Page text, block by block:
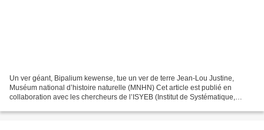
Un ver géant, Bipalium kewense, tue un ver de terre Jean-Lou Justine,
Muséum national d’histoire naturelle (MNHN) Cet article est publié en
collaboration avec les chercheurs de l’ISYEB (Institut de Systématique,